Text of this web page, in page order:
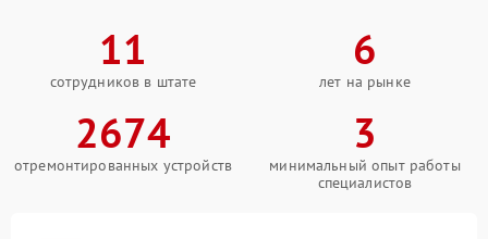
11
сотрудников в штате
6
лет на рынке
2674
отремонтированных устройств
3
минимальный опыт работы
специалистов